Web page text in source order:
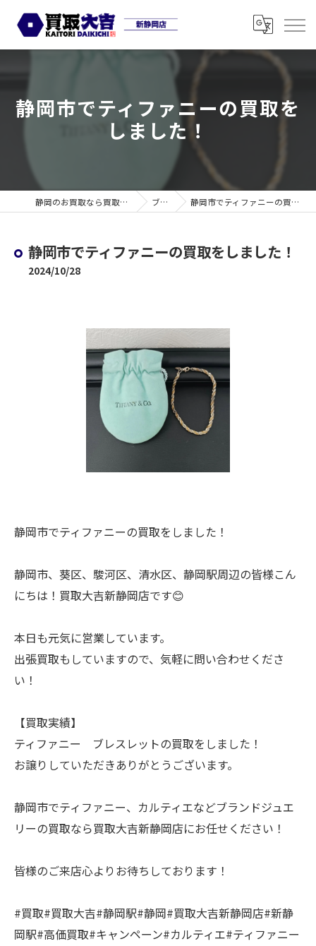
静岡市でティファニーの買取を
しました！
静岡のお買取なら買取大吉 新静岡店 ブログ 静岡市でティファニーの買取をしました！
静岡市でティファニーの買取をしました！
2024/10/28
静岡市でティファニーの買取をしました！
静岡市、葵区、駿河区、清水区、静岡駅周辺の皆様こん
にちは！買取大吉新静岡店です😊
本日も元気に営業しています。
出張買取もしていますので、気軽に問い合わせくださ
い！
【買取実績】
ティファニー ブレスレットの買取をしました！
お譲りしていただきありがとうございます。
静岡市でティファニー、カルティエなどブランドジュエ
リーの買取なら買取大吉新静岡店にお任せください！
皆様のご来店心よりお待ちしております！
#買取#買取大吉#静岡駅#静岡#買取大吉新静岡店#新静
岡駅#高価買取#キャンペーン#カルティエ#ティファニー